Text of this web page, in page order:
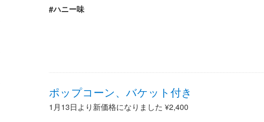
#ハニー味
ポップコーン、バケット付き
1月13日より新価格になりました ¥2,400